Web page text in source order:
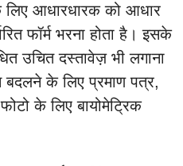
आधारधारक को आधार
फॉर्म भरना होता है। इसके
उचित दस्तावेज़ भी लगाना
बदलने के लिए प्रमाण पत्र,
के लिए बायोमेट्रिक